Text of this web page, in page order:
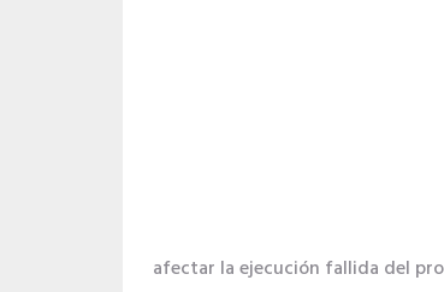
afectar la ejecución fallida del